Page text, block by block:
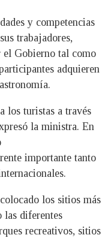
y competencias
trabajadores,
el Gobierno tal como
adquieren
los turistas a través
la ministra. En
importante tanto
los sitios más
las diferentes
recreativos, sitios